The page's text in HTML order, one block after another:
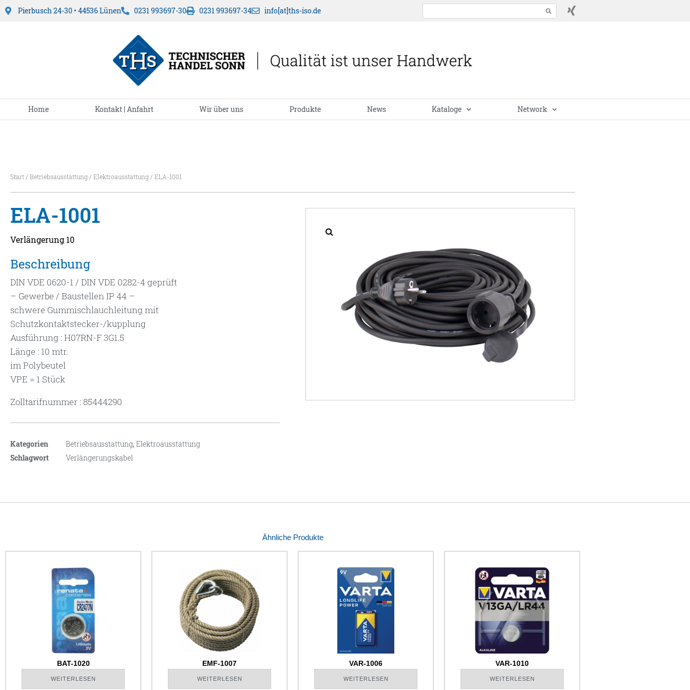
Pierbusch 24-30 • 44536 Lünen 0231 993697-30 0231 993697-34 info[at]ths-iso.de
Home Kontakt | Anfahrt Wir über uns Produkte News Kataloge Network
Start / Betriebsausstattung / Elektroausstattung / ELA-1001
ELA-1001
Verlängerung 10
Beschreibung
DIN VDE 0620-1 / DIN VDE 0282-4 geprüft
– Gewerbe / Baustellen IP 44 –
schwere Gummischlauchleitung mit
Schutzkontaktstecker-/kupplung
Ausführung : H07RN-F 3G1.5
Länge : 10 mtr.
im Polybeutel
VPE = 1 Stück
Zolltarifnummer : 85444290
Kategorien Betriebsausstattung,Elektroausstattung
Schlagwort
Verlängerungskabel
Ähnliche Produkte
BAT-1020
WEITERLESEN
EMF-1007
WEITERLESEN
VAR-1006
WEITERLESEN
VAR-1010
WEITERLESEN